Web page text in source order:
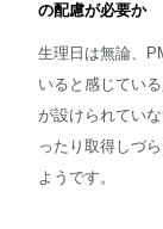
の配慮が必要か
生理日は無論、
いると感じてい
が設けられてい
ったり取得しづ
ようです。